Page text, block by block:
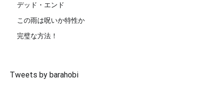
デッド・エンド
この雨は呪いか特性か
完璧な方法！
Tweets by barahobi